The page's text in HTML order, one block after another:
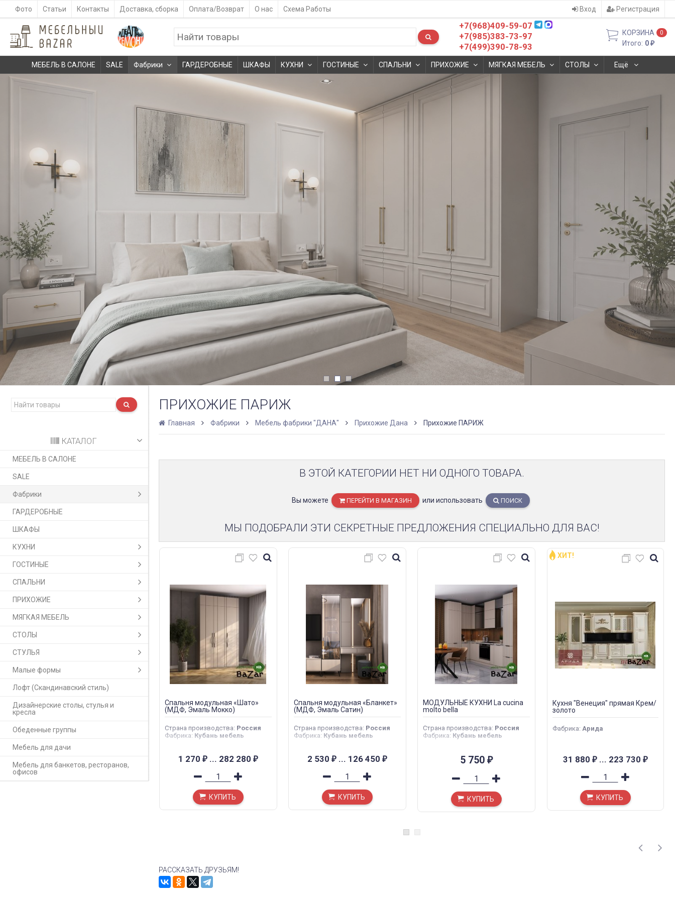
Фото Статьи Контакты Доставка, сборка Оплата/Возврат О нас Схема Работы Вход Регистрация
+7(968)409-59-07
+7(985)383-73-97
+7(499)390-78-93
КОРЗИНА 0
Итого: 0₽
МЕБЕЛЬ В САЛОНЕ SALE Фабрики ГАРДЕРОБНЫЕ ШКАФЫ КУХНИ ГОСТИНЫЕ СПАЛЬНИ ПРИХОЖИЕ МЯГКАЯ МЕБЕЛЬ СТОЛЫ Ещё
КАТАЛОГ
МЕБЕЛЬ В САЛОНЕ
SALE
Фабрики
ГАРДЕРОБНЫЕ
ШКАФЫ
КУХНИ
ГОСТИНЫЕ
СПАЛЬНИ
ПРИХОЖИЕ
МЯГКАЯ МЕБЕЛЬ
СТОЛЫ
СТУЛЬЯ
Малые формы
Лофт (Скандинавский стиль)
Дизайнерские столы, стулья и
кресла
Обеденные группы
Мебель для дачи
Мебель для банкетов, ресторанов,
офисов
ПРИХОЖИЕ ПАРИЖ
Главная Фабрики Мебель фабрики "ДАНА" Прихожие Дана Прихожие ПАРИЖ
В ЭТОЙ КАТЕГОРИИ НЕТ НИ ОДНОГО ТОВАРА.
Вы можете ПЕРЕЙТИ В МАГАЗИН или использовать ПОИСК
МЫ ПОДОБРАЛИ ЭТИ СЕКРЕТНЫЕ ПРЕДЛОЖЕНИЯ СПЕЦИАЛЬНО ДЛЯ ВАС!
Спальня модульная «Шато»
(МДФ, Эмаль Мокко)
Страна производства: Россия
Фабрика: Кубань мебель
1 270 ₽... 282 280 ₽
КУПИТЬ
Спальня модульная «Бланкет»
(МДФ, Эмаль Сатин)
Страна производства: Россия
Фабрика: Кубань мебель
2 530 ₽... 126 450 ₽
КУПИТЬ
МОДУЛЬНЫЕ КУХНИ La cucina
molto bella
Страна производства: Россия
Фабрика: Кубань мебель
5 750 ₽
КУПИТЬ
ХИТ!
Кухня "Венеция" прямая Крем/
золото
Фабрика: Арида
31 880 ₽... 223 730 ₽
КУПИТЬ
РАССКАЗАТЬ ДРУЗЬЯМ!